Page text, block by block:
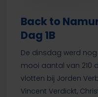
Back to
Dag 1B
De dinsdag werd
mooi aantal van 210
vlotten bij Jorden
Vincent Verdickt,